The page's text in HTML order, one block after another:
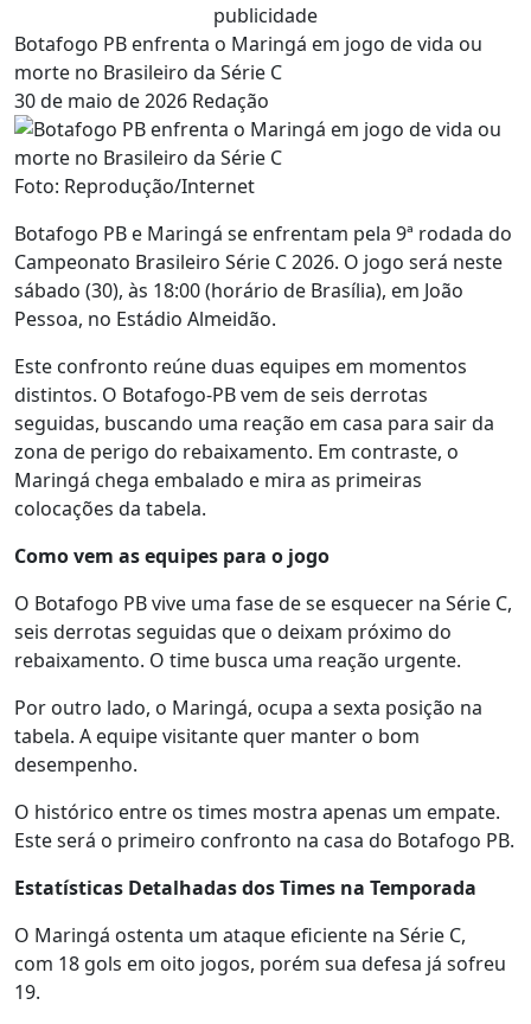
publicidade
Botafogo PB enfrenta o Maringá em jogo de vida ou
morte no Brasileiro da Série C
30 de maio de 2026 Redação
Foto: Reprodução/Internet
Botafogo PB e Maringá se enfrentam pela 9ª rodada do
Campeonato Brasileiro Série C 2026. O jogo será neste
sábado (30), às 18:00 (horário de Brasília), em João
Pessoa, no Estádio Almeidão.
Este confronto reúne duas equipes em momentos
distintos. O Botafogo-PB vem de seis derrotas
seguidas, buscando uma reação em casa para sair da
zona de perigo do rebaixamento. Em contraste, o
Maringá chega embalado e mira as primeiras
colocações da tabela.
Como vem as equipes para o jogo
O Botafogo PB vive uma fase de se esquecer na Série C,
seis derrotas seguidas que o deixam próximo do
rebaixamento. O time busca uma reação urgente.
Por outro lado, o Maringá, ocupa a sexta posição na
tabela. A equipe visitante quer manter o bom
desempenho.
O histórico entre os times mostra apenas um empate.
Este será o primeiro confronto na casa do Botafogo PB.
Estatísticas Detalhadas dos Times na Temporada
O Maringá ostenta um ataque eficiente na Série C,
com 18 gols em oito jogos, porém sua defesa já sofreu
19.